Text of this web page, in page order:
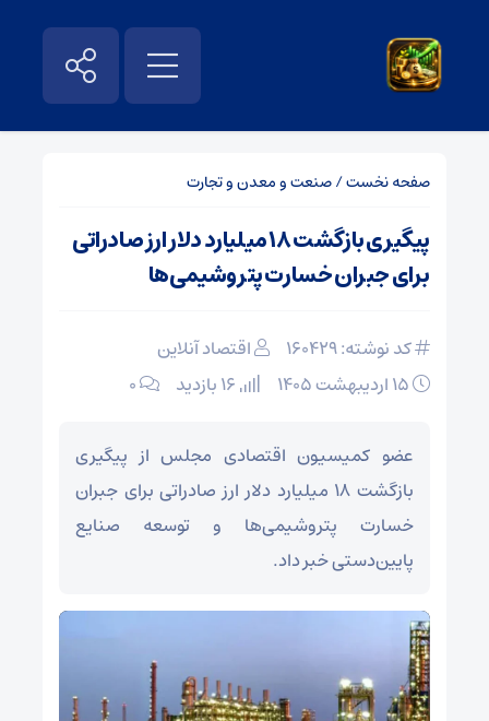
صفحه نخست/صنعت و معدن و تجارت
پیگیری بازگشت ۱۸ میلیارد دلار ارز صادراتی
برای جبران خسارت پتروشیمی‌ها
کد نوشته: 160429
اقتصاد آنلاین
۰
عضو کمیسیون اقتصادی مجلس از پیگیری
بازگشت ۱۸ میلیارد دلار ارز صادراتی برای جبران
خسارت پتروشیمی‌ها و توسعه صنایع
پایین‌دستی خبر داد.